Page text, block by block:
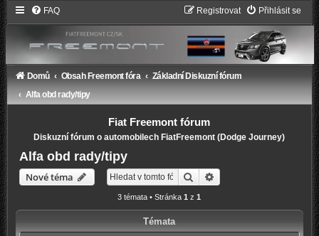
FAQ Přihlásit se
Registrovat
Domů Obsah Freemont fóra
Základní Diskuzní fórum
Alfa obd rady/tipy
Fiat Freemont fórum
Diskuzní fórum o automobilech FiatFreemont (Dodge Journey)
Alfa obd rady/tipy
Nové téma Hledat
3 témata • Stránka1 z1
Témata